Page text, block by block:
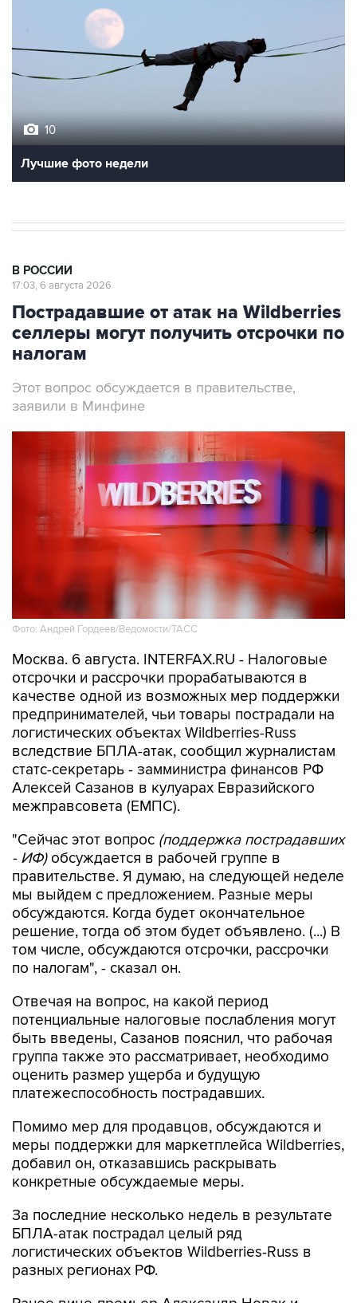
10
Лучшие фото недели
В РОССИИ
17:03, 6 августа 2026
Пострадавшие от атак на Wildberries
селлеры могут получить отсрочки по
налогам
Этот вопрос обсуждается в правительстве,
заявили в Минфине
Фото: Андрей Гордеев/Ведомости/ТАСС
Москва. 6 августа. INTERFAX.RU - Налоговые
отсрочки и рассрочки прорабатываются в
качестве одной из возможных мер поддержки
предпринимателей, чьи товары пострадали на
логистических объектах Wildberries-Russ
вследствие БПЛА-атак, сообщил журналистам
статс-секретарь - замминистра финансов РФ
Алексей Сазанов в кулуарах Евразийского
межправсовета (ЕМПС).
"Сейчас этот вопрос (поддержка пострадавших
- ИФ)обсуждается в рабочей группе в
правительстве. Я думаю, на следующей неделе
мы выйдем с предложением. Разные меры
обсуждаются. Когда будет окончательное
решение, тогда об этом будет объявлено. (...) В
том числе, обсуждаются отсрочки, рассрочки
по налогам", - сказал он.
Отвечая на вопрос, на какой период
потенциальные налоговые послабления могут
быть введены, Сазанов пояснил, что рабочая
группа также это рассматривает, необходимо
оценить размер ущерба и будущую
платежеспособность пострадавших.
Помимо мер для продавцов, обсуждаются и
меры поддержки для маркетплейса Wildberries,
добавил он, отказавшись раскрывать
конкретные обсуждаемые меры.
За последние несколько недель в результате
БПЛА-атак пострадал целый ряд
логистических объектов Wildberries-Russ в
разных регионах РФ.